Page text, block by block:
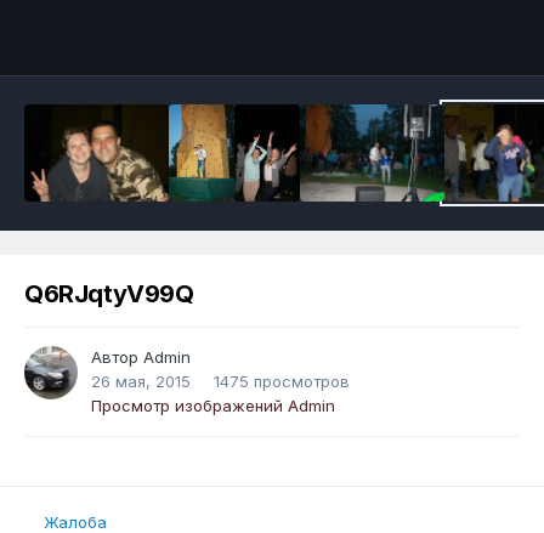
Q6RJqtyV99Q
Автор Admin
26 мая, 2015
1475 просмотров
Просмотр изображений Admin
Жалоба